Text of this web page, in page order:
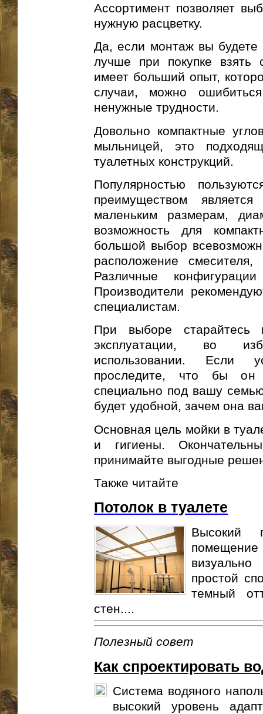
Ассортимент позволяет
нужную расцветку.
Да, если монтаж вы будете
лучше при покупке взять
имеет больший опыт,
случаи, можно
ненужные трудности.
Довольно компактные
мыльницей, это
туалетных конструкций.
Популярностью
преимуществом
маленьким размерам,
возможность для
большой выбор
расположение
Различные
Производители
специалистам.
При выборе старайтесь
эксплуатации, во
использовании. Если
проследите, что бы он
специально под вашу
будет удобной, зачем она
Основная цель мойки в
и гигиены.
принимайте выгодные
Также читайте
Потолок в туалете
Высокий
простой
темный
стен....
Полезный совет
Как спроектировать
Система водяного
высокий уровень